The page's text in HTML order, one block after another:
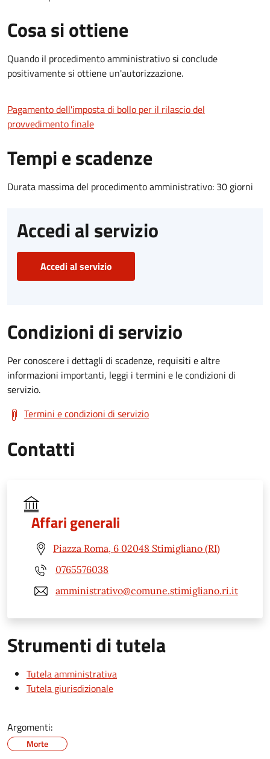
Cosa si ottiene
Quando il procedimento amministrativo si conclude
positivamente si ottiene un'autorizzazione.
Pagamento dell'imposta di bollo per il rilascio del
provvedimento finale
Tempi e scadenze
Durata massima del procedimento amministrativo: 30 giorni
Accedi al servizio
Accedi al servizio
Condizioni di servizio
Per conoscere i dettagli di scadenze, requisiti e altre
informazioni importanti, leggi i termini e le condizioni di
servizio.
Termini e condizioni di servizio
Contatti
Affari generali
Piazza Roma, 6 02048 Stimigliano (RI)
0765576038
amministrativo@comune.stimigliano.ri.it
Strumenti di tutela
Tutela amministrativa
Tutela giurisdizionale
Argomenti:
Morte